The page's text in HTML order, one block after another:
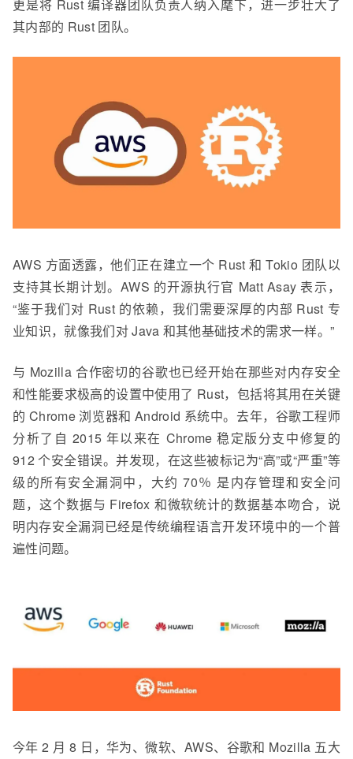
更是将 Rust 编译器团队负责人纳入麾下，进一步壮大了
其内部的 Rust 团队。
AWS 方面透露，他们正在建立一个 Rust 和 Tokio 团队以
支持其长期计划。AWS 的开源执行官 Matt Asay 表示，
“鉴于我们对 Rust 的依赖，我们需要深厚的内部 Rust 专
业知识，就像我们对 Java 和其他基础技术的需求一样。”
与 Mozilla 合作密切的谷歌也已经开始在那些对内存安全
和性能要求极高的设置中使用了 Rust，包括将其用在关键
的 Chrome 浏览器和 Android 系统中。去年，谷歌工程师
分析了自 2015 年以来在 Chrome 稳定版分支中修复的
912 个安全错误。并发现，在这些被标记为“高”或“严重”等
级的所有安全漏洞中，大约 70％ 是内存管理和安全问
题，这个数据与 Firefox 和微软统计的数据基本吻合，说
明内存安全漏洞已经是传统编程语言开发环境中的一个普
遍性问题。
今年 2 月 8 日，华为、微软、AWS、谷歌和 Mozilla 五大